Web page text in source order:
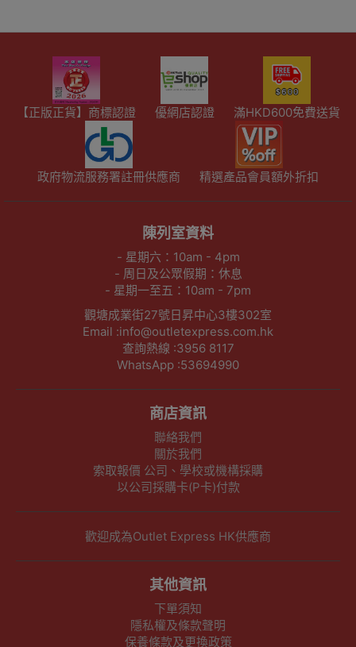
【正版正貨】商標認證 優網店認證 滿HKD600免費送貨
政府物流服務署註冊供應商 精選產品會員額外折扣
陳列室資料
- 星期六：10am - 4pm
- 周日及公眾假期：休息
- 星期一至五：10am - 7pm
觀塘成業街27號日昇中心3樓302室
Email :info@outletexpress.com.hk
查詢熱線 :3956 8117
WhatsApp :53694990
商店資訊
聯絡我們
關於我們
索取報價 公司、學校或機構採購
以公司採購卡(P卡)付款
歡迎成為Outlet Express HK供應商
其他資訊
下單須知
隱私權及條款聲明
保養條款及更換政策